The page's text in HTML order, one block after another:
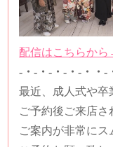
配信はこちらか
-・-・-・-・-・・-
最近、成人式や卒
ご予約後ご来店さ
ご案内が非常にス